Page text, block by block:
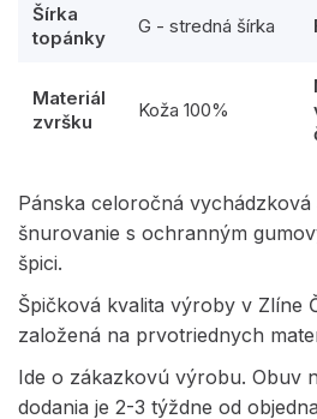
Šírka
topánky
G - stredná šírka
Materiál
zvršku
Koža 100%
Pánska celoročná
šnurovanie s ochranným
špici.
Špičková kvalita výroby v Zlíne
založená na prvotriednych
Ide o zákazkovú výrobu. Obuv
dodania je 2-3 týždne od